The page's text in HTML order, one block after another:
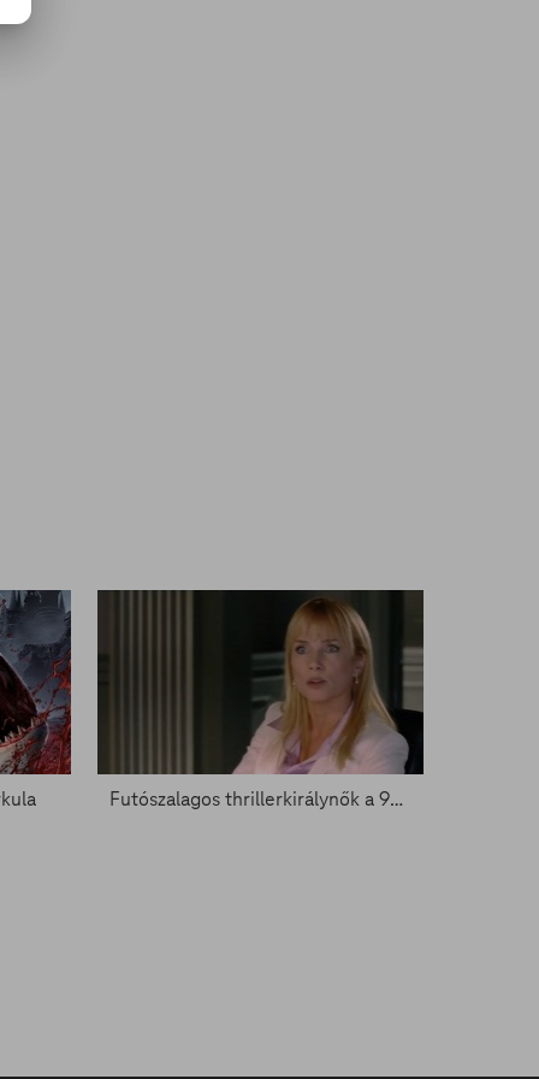
Futószalagos thrillerkirálynők a 90-esekből